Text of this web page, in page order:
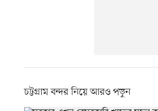
চট্টগ্রাম বন্দর নিয়ে আরও পড়ুন